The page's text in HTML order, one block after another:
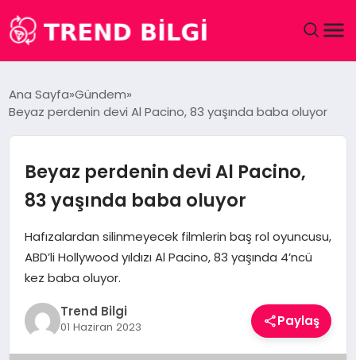
DÜNYA
EĞITIM
EKONOMI
MAGAZIN
SAĞLIK
SPOR
Ana Sayfa Gündem
Beyaz perdenin devi Al Pacino, 83 yaşında baba oluyor
Beyaz perdenin devi Al Pacino,
83 yaşında baba oluyor
Hafızalardan silinmeyecek filmlerin baş rol oyuncusu,
ABD’li Hollywood yıldızı Al Pacino, 83 yaşında 4’ncü
kez baba oluyor.
Trend Bilgi
01 Haziran 2023 Paylaş